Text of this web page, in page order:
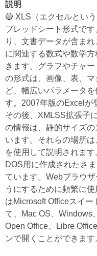
説明
🔵 XLS（エクセルとい
プレッドシート形式で
り、文書データが含ま
に関連する数式や数学
きます。グラフやチャ
の形式は、画像、表、
ど、幅広いパラメータ
す。2007年版のExcelが
その後、XMLSS拡張子
の情報は、静的サイズ
います。それらの場所
を使用して説明されま
DOS用に作成されたさ
ています。Webブラウ
うにするために頻繁に
はMicrosoft Officeスイー
て、Mac OS、Windows
Open Office、Libre
ンで開くことができます